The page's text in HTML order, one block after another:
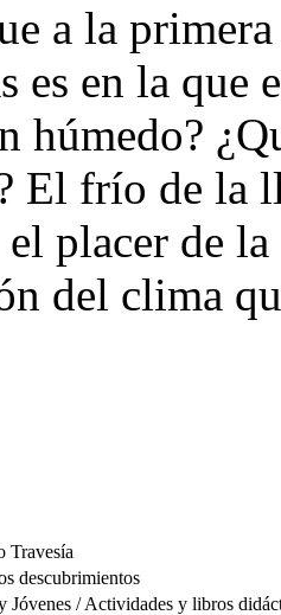
a la
es en la que
húmedo?
El frío de la
placer de
del clima
Travesía
descubrimientos
Jóvenes / Actividades y libros